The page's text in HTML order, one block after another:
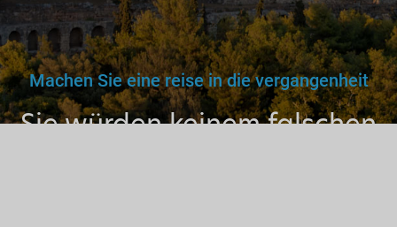
Machen Sie eine reise in die vergangenheit
Sie würden keinem falschen